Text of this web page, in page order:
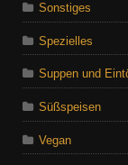
Sonstiges
Spezielles
Suppen und
Süßspeisen
Vegan